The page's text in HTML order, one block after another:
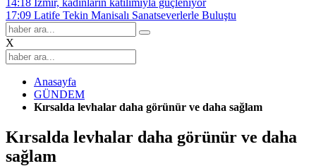
14:18 İzmir, kadınların katılımıyla güçleniyor
17:09 Latife Tekin Manisalı Sanatseverlerle Buluştu
X
Anasayfa
GÜNDEM
Kırsalda levhalar daha görünür ve daha sağlam
Kırsalda levhalar daha görünür ve daha
sağlam